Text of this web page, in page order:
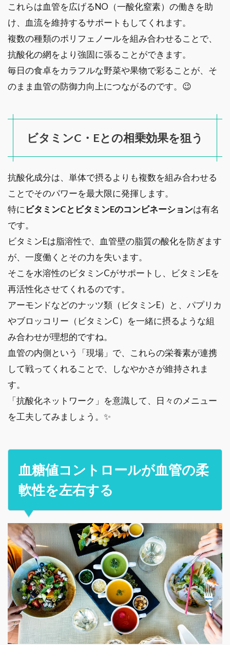
これらは血管を広げるNO（一酸化窒素）の働きを助
け、血流を維持するサポートもしてくれます。
複数の種類のポリフェノールを組み合わせることで、
抗酸化の網をより強固に張ることができます。
毎日の食卓をカラフルな野菜や果物で彩ることが、そ
のまま血管の防御力向上につながるのです。😉
ビタミンC・Eとの相乗効果を狙う
抗酸化成分は、単体で摂るよりも複数を組み合わせる
ことでそのパワーを最大限に発揮します。
特に ビタミンCとビタミンEのコンビネーションは有名
です。
ビタミンEは脂溶性で、血管壁の脂質の酸化を防ぎます
が、一度働くとその力を失います。
そこを水溶性のビタミンCがサポートし、ビタミンEを
再活性化させてくれるのです。
アーモンドなどのナッツ類（ビタミンE）と、パプリカ
やブロッコリー（ビタミンC）を一緒に摂るような組
み合わせが理想的ですね。
血管の内側という「現場」で、これらの栄養素が連携
して戦ってくれることで、しなやかさが維持されま
す。
「抗酸化ネットワーク」を意識して、日々のメニュー
を工夫してみましょう。✨
血糖値コントロールが血管の柔
軟性を左右する